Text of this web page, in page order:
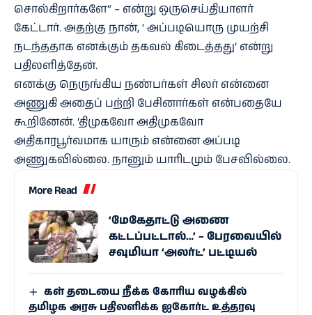
சொல்கிறார்களே” – என்று ஒருசெய்தியாளர்
கேட்டார். அதற்கு நான், ‘ அப்படியொரு முயற்சி
நடந்ததாக எனக்கும் தகவல் கிடைத்தது’ என்று
பதிலளித்தேன்.
எனக்கு நெருங்கிய நண்பர்கள் சிலர் என்னை
அணுகி அதைப் பற்றி பேசினார்கள் என்பதையே
கூறினேன். ‘திமுகவோ அதிமுகவோ
அதிகாரபூர்வமாக யாரும் என்னை அப்படி
அணுகவில்லை. நானும் யாரிடமும் பேசவில்லை.
More Read
‘மேகேதாட்டு அணை
கட்டப்பட்டால்…’ – பேரவையில்
சவுமியா ‘அலர்ட்’ பட்டியல்
கள் தடையை நீக்க கோரிய வழக்கில்
தமிழக அரசு பதிலளிக்க ஐகோர்ட் உத்தரவு